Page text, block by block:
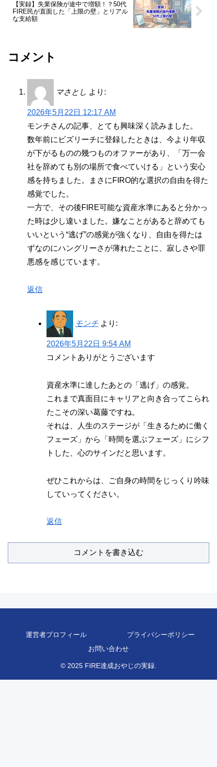
【実録】失業保険が途中で増額！？50代
FIRE民が直面した「上限の壁」とリアル
な支給額
コメント
マさとし より:
2026年5月22日 12:17 AM
モンチさんの記事、とても興味深く読みました。
数年前にビズリーチに登録したときは、今より年収
が下がるものの幾つものオファーがあり、「万一会
社を辞めても別の場所で食べていける」という安心
感を持ちました。まさにFIRO的な選択の自由を得た
感覚でした。
一方で、その後FIRE可能な資産水準にあると分かっ
た時は少し違いました。嫌なことがあると辞めても
いいという“逃げ”の感覚が強くなり、自由を得たは
ずなのにハングリーさが薄れたことに、寂しさや罪
悪感を感じています。
返信
モンチ より:
2026年5月22日 9:54 AM
コメントありがとうございます
資産水準に達したあとの「逃げ」の感覚。
これまで真面目にキャリアと向き合ってこられ
たこその深い葛藤ですね。
それは、人生のステージが「生きるために働く
フェーズ」から「時間を選ぶフェーズ」にシフ
トした、心のサインだと思います。
ぜひこれからは、ご自身の時間をじっくり吟味
していってください。
返信
コメントを書き込む
運営者プロフィール
プライバシーポリシー
お問い合わせ
© 2025 FIRE達成おやじの実録.